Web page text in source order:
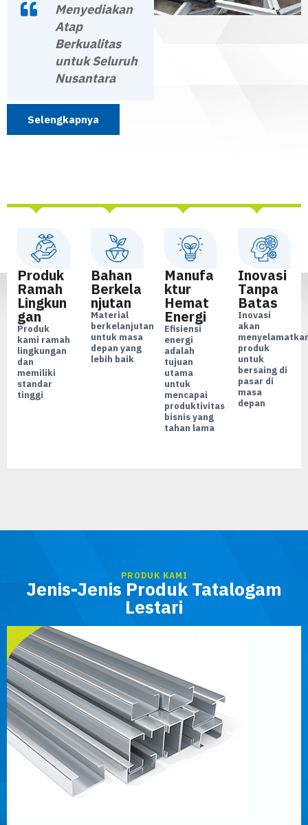
Menyediakan
Atap
Berkualitas
untuk Seluruh
Nusantara
Selengkapnya
Produk
Ramah
Lingkun
gan
Produk
kami ramah
lingkungan
dan
memiliki
standar
tinggi
Bahan
Berkela
njutan
Material
berkelanjutan
untuk masa
depan yang
lebih baik
Manufa
ktur
Hemat
Energi
Efisiensi
energi
adalah
tujuan
utama
untuk
mencapai
produktivitas
bisnis yang
tahan lama
Inovasi
Tanpa
Batas
Inovasi
akan
produk
untuk
bersaing di
pasar di
masa
depan
PRODUK KAMI
Jenis-Jenis Produk Tatalogam
Lestari